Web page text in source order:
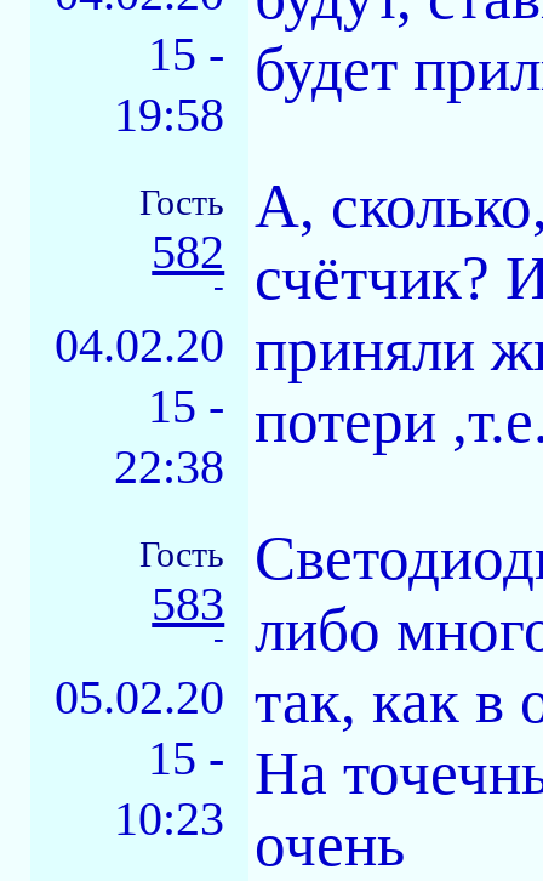
15 -
19:58
будет
Гость
582
-
04.02.20
15 -
22:38
А,
счётчик?
приняли
потери
Гость
583
-
05.02.20
15 -
10:23
либо
так, как в
На
очень